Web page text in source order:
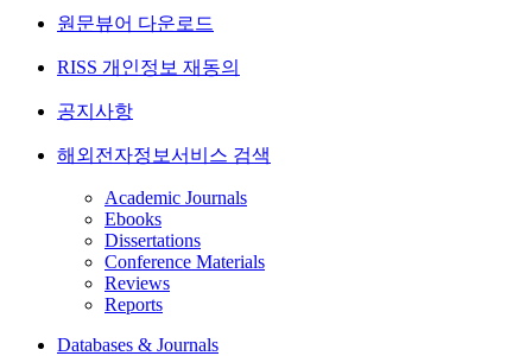
원문뷰어 다운로드
RISS 개인정보 재동의
공지사항
해외전자정보서비스 검색
Academic Journals
Ebooks
Dissertations
Conference Materials
Reviews
Reports
Databases & Journals